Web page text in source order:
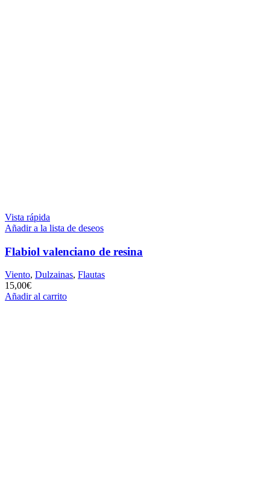
Vista rápida
Añadir a la lista de deseos
Flabiol valenciano de resina
Viento, Dulzainas, Flautas
15,00€
Añadir al carrito